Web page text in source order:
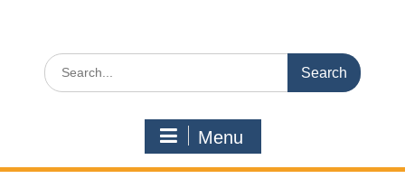
Search
for:
Menu